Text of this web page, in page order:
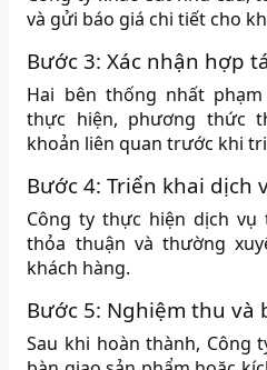
và gửi báo giá chi tiết cho
Bước 3: Xác nhận hợp
Hai bên thống nhất
thực hiện, phương thức
khoản liên quan trước khi
Bước 4: Triển khai dịch
Công ty thực hiện dịch
thỏa thuận và thường
khách hàng.
Bước 5: Nghiệm thu và
Sau khi hoàn thành, Công